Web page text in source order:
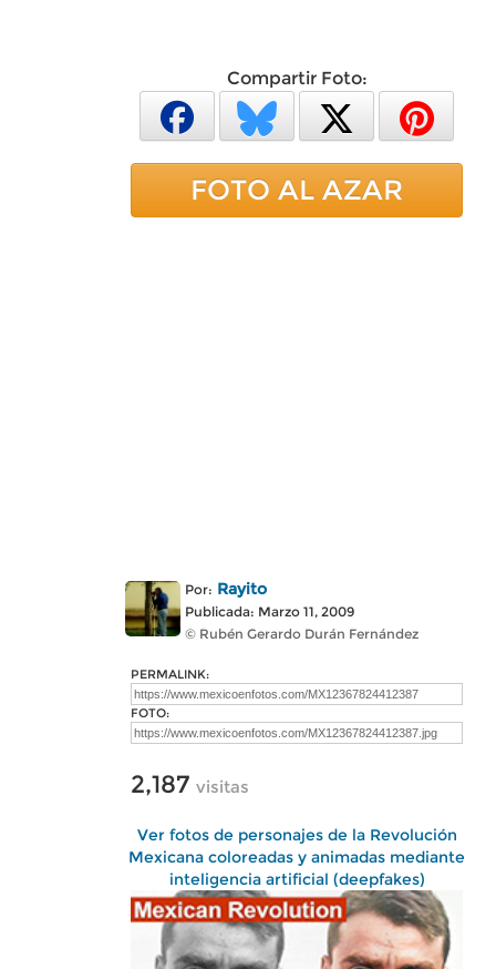
Compartir Foto:
FOTO AL AZAR
Por: Rayito
Publicada: Marzo 11, 2009
© Rubén Gerardo Durán Fernández
PERMALINK:
FOTO:
2,187 visitas
Ver fotos de personajes de la Revolución
Mexicana coloreadas y animadas mediante
inteligencia artificial (deepfakes)